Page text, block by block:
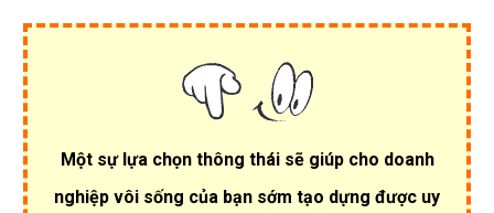
Một sự lựa chọn thông thái sẽ giúp cho doanh
nghiệp vôi sống của bạn sớm tạo dựng được uy